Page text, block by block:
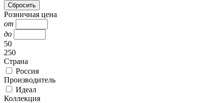
Розничная цена
от
до
50
250
Страна
Россия
Производитель
Идеал
Коллекция